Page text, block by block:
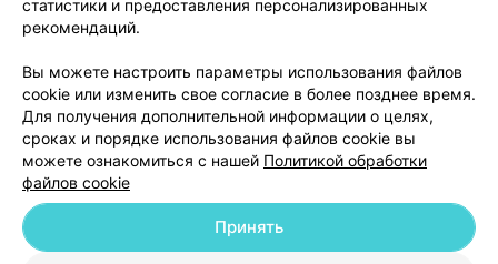
1 2
статистики и предоставления персонализированных
рекомендаций.
Вы можете настроить параметры использования файлов
cookie или изменить свое согласие в более позднее время.
Для получения дополнительной информации о целях,
сроках и порядке использования файлов cookie вы
можете ознакомиться с нашей Политикой обработки
файлов cookie
Принять